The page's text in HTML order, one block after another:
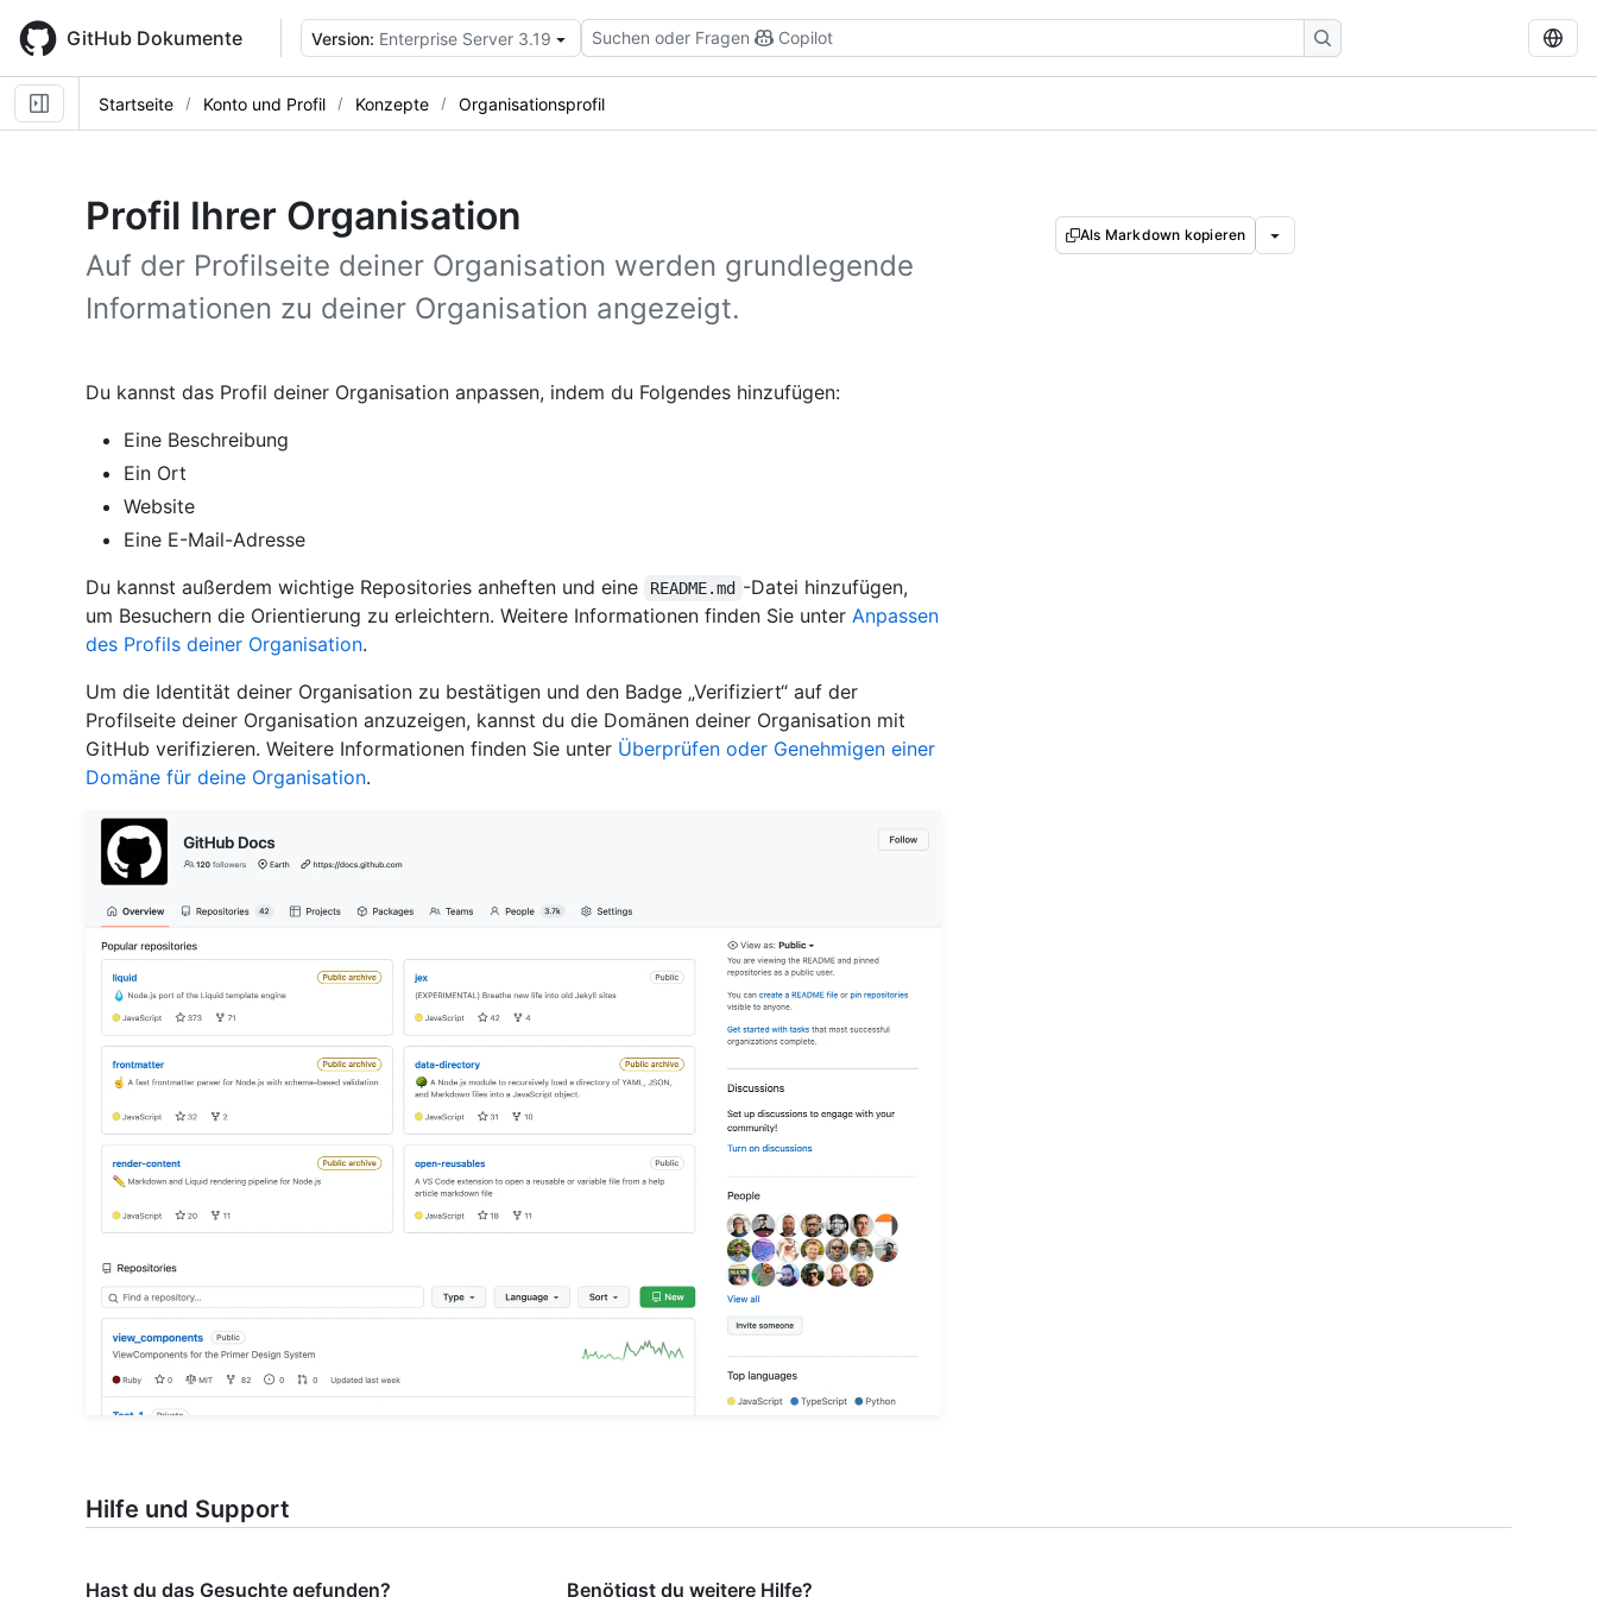
main
content
GitHub Dokumente Version: Enterprise Server 3.19 Suchen oder Fragen Copilot
Startseite Konto und Profil Konzepte Organisationsprofil
Profil Ihrer Organisation
Auf der Profilseite deiner Organisation werden grundlegende
Informationen zu deiner Organisation angezeigt.
Als Markdown kopieren
Du kannst das Profil deiner Organisation anpassen, indem du Folgendes hinzufügen:
Eine Beschreibung
Ein Ort
Website
Eine E-Mail-Adresse
Du kannst außerdem wichtige Repositories anheften und eine
README.md -Datei hinzufügen,
um Besuchern die Orientierung zu erleichtern. Weitere Informationen finden Sie unter Anpassen
des Profils deiner Organisation.
Um die Identität deiner Organisation zu bestätigen und den Badge „Verifiziert“ auf der
Profilseite deiner Organisation anzuzeigen, kannst du die Domänen deiner Organisation mit
GitHub verifizieren. Weitere Informationen finden Sie unter Überprüfen oder Genehmigen einer
Domäne für deine Organisation.
Hilfe und Support
Hast du das Gesuchte gefunden? Benötigst du weitere Hilfe?